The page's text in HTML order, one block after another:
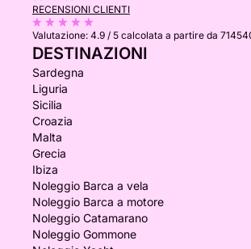
RECENSIONI CLIENTI
Valutazione: 4.9 / 5 calcolata a partire da
DESTINAZIONI
Sardegna
Liguria
Sicilia
Croazia
Malta
Grecia
Ibiza
Noleggio Barca a vela
Noleggio Barca a motore
Noleggio Catamarano
Noleggio Gommone